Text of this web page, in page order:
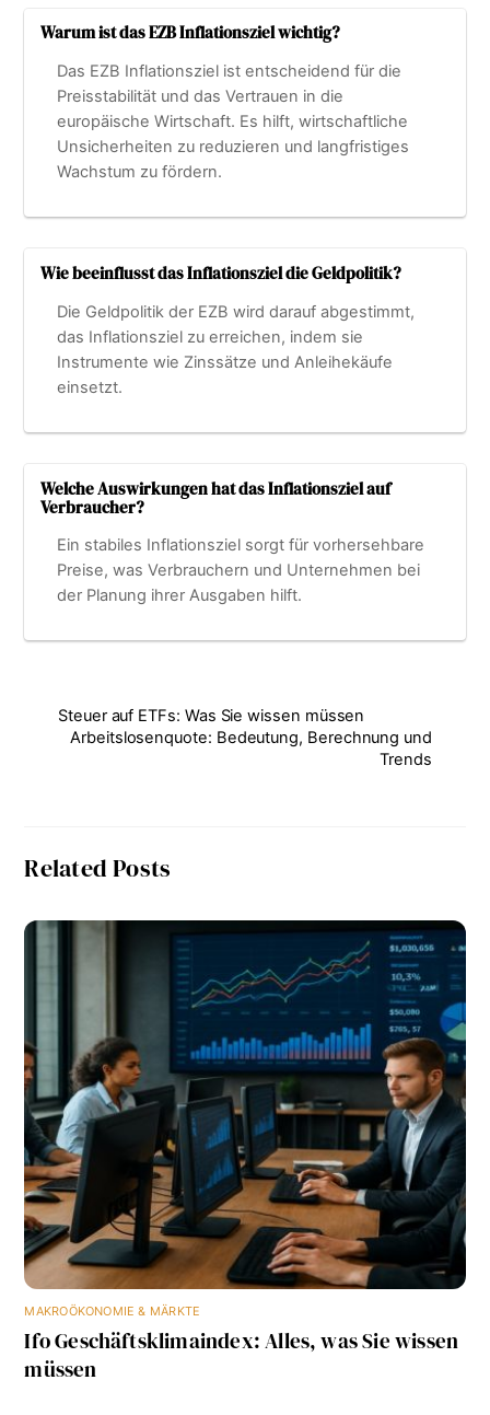
Warum ist das EZB Inflationsziel wichtig?
Das EZB Inflationsziel ist entscheidend für die
Preisstabilität und das Vertrauen in die
europäische Wirtschaft. Es hilft, wirtschaftliche
Unsicherheiten zu reduzieren und langfristiges
Wachstum zu fördern.
Wie beeinflusst das Inflationsziel die Geldpolitik?
Die Geldpolitik der EZB wird darauf abgestimmt,
das Inflationsziel zu erreichen, indem sie
Instrumente wie Zinssätze und Anleihekäufe
einsetzt.
Welche Auswirkungen hat das Inflationsziel auf
Verbraucher?
Ein stabiles Inflationsziel sorgt für vorhersehbare
Preise, was Verbrauchern und Unternehmen bei
der Planung ihrer Ausgaben hilft.
Steuer auf ETFs: Was Sie wissen müssen
Arbeitslosenquote: Bedeutung, Berechnung und
Trends
Related Posts
MAKROÖKONOMIE & MÄRKTE
Ifo Geschäftsklimaindex: Alles, was Sie wissen
müssen